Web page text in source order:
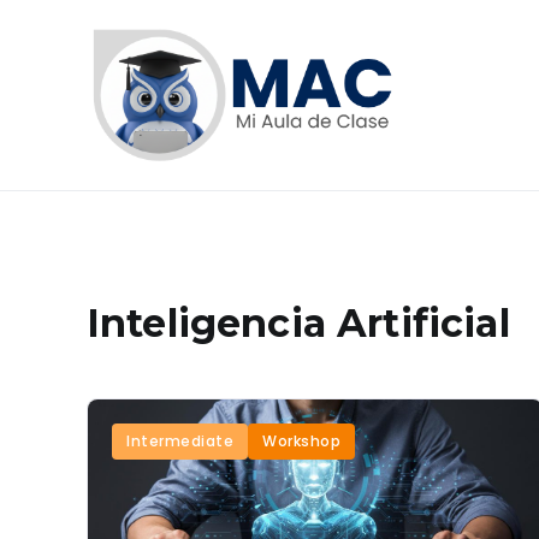
Inteligencia Artificial
Intermediate Workshop